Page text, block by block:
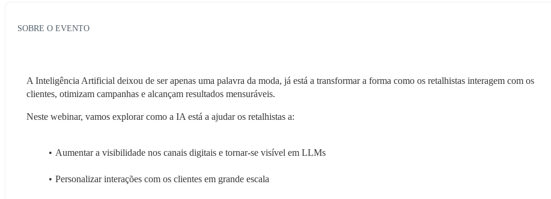
SOBRE O EVENTO
A Inteligência Artificial deixou de ser apenas uma palavra da moda, já está a transformar a forma como os retalhistas interagem com os
clientes, otimizam campanhas e alcançam resultados mensuráveis.
Neste webinar, vamos explorar como a IA está a ajudar os retalhistas a:
Aumentar a visibilidade nos canais digitais e tornar-se visível em LLMs
Personalizar interações com os clientes em grande escala